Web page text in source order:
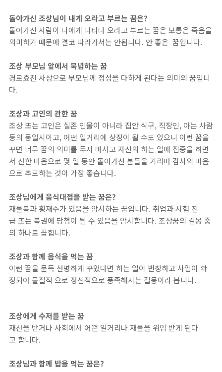
돌아가신 조상님이 내게 오라고 부르는 꿈은?
돌아가신 사람이 나에게 나타나 오라고 부르는 꿈은 보통은 죽음을
의미하기 때문에 결코 따라가서는 안됩니다. 안 좋은 꿈입니다.
조상 부모님 앞에서 묵념하는 꿈
경로효친 사상으로 부모님께 정성을 다하게 된다는 의미의 꿈입니
다.
조상과 고인의 관한 꿈
조상 또는 고인은 실존 인물이 아니라 집안 식구, 직장인, 아는 사람
등의 동일시이고, 어떤 일거리에 상징이 될 수도 있으니 이런 꿈을
꾸면 너무 꿈의 의미를 두지 마시고 자신의 하는 일에 집중을 하면
서 선한 마음으로 몇 일 동안 돌아가신 분들을 기리며 감사의 마음
으로 추모하는 것이 가장 좋습니다.
조상님에게 음식대접을 받는 꿈은?
재물복과 횡재수가 있음을 암시하는 꿈입니다. 취업과 시험 진
급 또는 복권에 당첨이 될 수 있음을 암시합니다. 조상꿈의 길몽 중
의 하나로 꼽힙니다.
조상과 함께 음식을 먹는 꿈
이런 꿈을 문득 선명하게 꾸었다면 하는 일이 번창하고 사업이 확
장되어 물질적 으로 정신적으로 풍족해지는 길몽이라 봅니다.
조상에게 수저를 받는 꿈
재산을 받거나 사회에서 어떤 일거리나 재물을 위임 받게 된다
고 합니다.
조상님과 함께 밥을 먹는 꿈은?